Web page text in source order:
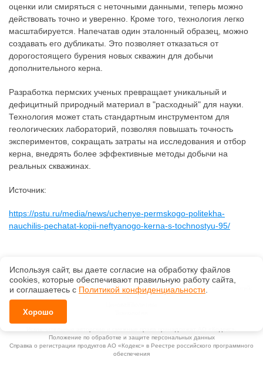
оценки или смиряться с неточными данными, теперь можно
действовать точно и уверенно. Кроме того, технология легко
масштабируется. Напечатав один эталонный образец, можно
создавать его дубликаты. Это позволяет отказаться от
дорогостоящего бурения новых скважин для добычи
дополнительного керна.
Разработка пермских ученых превращает уникальный и
дефицитный природный материал в "расходный" для науки.
Технология может стать стандартным инструментом для
геологических лабораторий, позволяя повышать точность
экспериментов, сокращать затраты на исследования и отбор
керна, внедрять более эффективные методы добычи на
реальных скважинах.
Источник:
https://pstu.ru/media/news/uchenye-permskogo-politekha-
nauchilis-pechatat-kopii-neftyanogo-kerna-s-tochnostyu-95/
©ООО «Златпроф», 2026, v2.12.20 revision: 67b0ca1b
ОКВЭД: 63.11.1, Коды видов деятельности в области информационных технологий:
1.01, 3.01
Положение по обработке и защите персональных данных
Справка о регистрации продуктов АО «Кодекс» в Реестре российского программного
обеспечения
Используя сайт, вы даете согласие на обработку файлов
сооkiеs, которые обеспечивают правильную работу сайта,
и соглашаетесь с Политикой конфиденциальности
Хорошо